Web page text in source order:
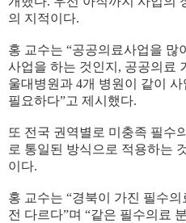
의 지적이다.
홍 교수는 “공공의료사업을 많
사업을 하는 것인지, 공공의료
울대병원과 4개 병원이 같이
필요하다”고 제시했다.
또 전국 권역별로 미충족 필수
로 통일된 방식으로 적용하는
이다.
홍 교수는 “경북이 가진 필수
전 다르다”며 “같은 필수의료